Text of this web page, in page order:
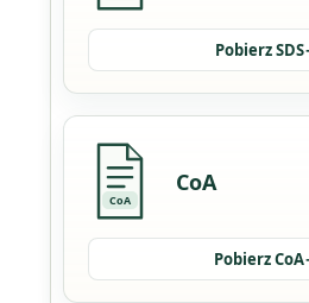
Pobierz SDS
CoA
CoA
Pobierz CoA